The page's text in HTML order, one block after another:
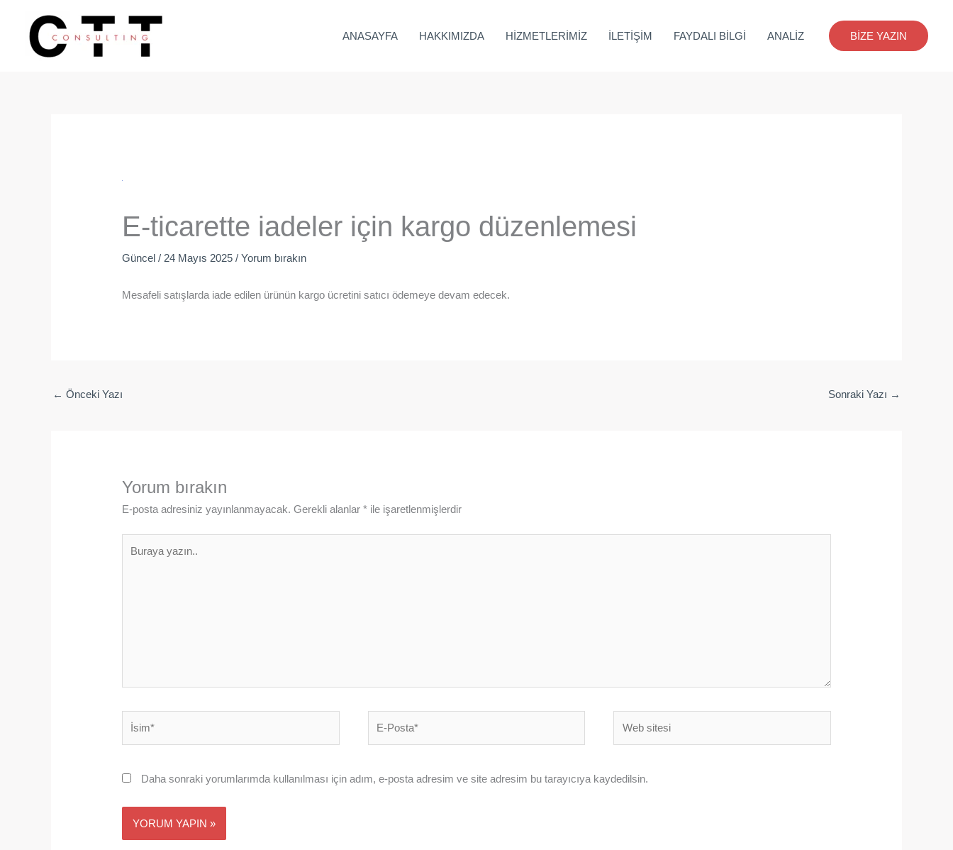
ANASAYFA
HAKKIMIZDA HİZMETLERİMİZ İLETİŞİM FAYDALI BİLGİ ANALİZ BİZE YAZIN
E-ticarette iadeler için kargo düzenlemesi
Güncel / 24 Mayıs 2025/Yorum bırakın
Mesafeli satışlarda iade edilen ürünün kargo ücretini satıcı ödemeye devam edecek.
← Önceki Yazı Sonraki Yazı →
Yorum bırakın
E-posta adresiniz yayınlanmayacak. Gerekli alanlar* ile işaretlenmişlerdir
yazın..
Posta*
sitesi
Daha sonraki yorumlarımda kullanılması için adım, e-posta adresim ve site adresim bu tarayıcıya kaydedilsin.